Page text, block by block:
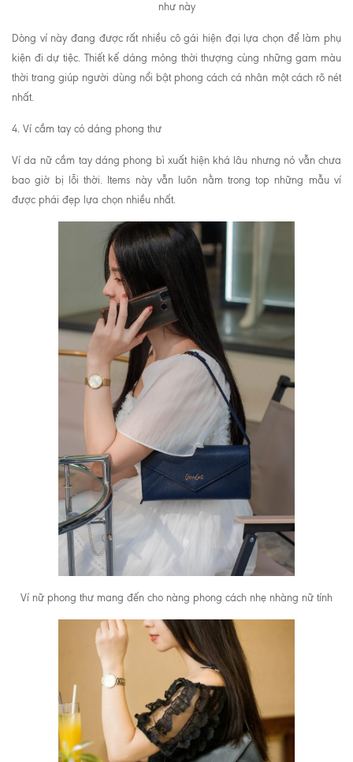
như này
Dòng ví này đang được rất nhiều cô gái hiện đại lựa chọn để làm phụ
kiện đi dự tiệc. Thiết kế dáng mỏng thời thượng cùng những gam màu
thời trang giúp người dùng nổi bật phong cách cá nhân một cách rõ nét
nhất.
4. Ví cầm tay có dáng phong thư
Ví da nữ cầm tay dáng phong bì xuất hiện khá lâu nhưng nó vẫn chưa
bao giờ bị lỗi thời. Items này vẫn luôn nằm trong top những mẫu ví
được phái đẹp lựa chọn nhiều nhất.
Ví nữ phong thư mang đến cho nàng phong cách nhẹ nhàng nữ tính